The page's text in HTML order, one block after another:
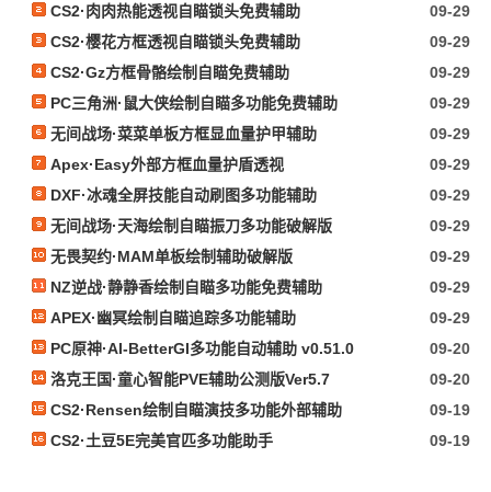
CS2·肉肉热能透视自瞄锁头免费辅助
09-29
CS2·樱花方框透视自瞄锁头免费辅助
09-29
CS2·Gz方框骨骼绘制自瞄免费辅助
09-29
PC三角洲·鼠大侠绘制自瞄多功能免费辅助
09-29
无间战场·菜菜单板方框显血量护甲辅助
09-29
Apex·Easy外部方框血量护盾透视
09-29
DXF·冰魂全屏技能自动刷图多功能辅助
09-29
无间战场·天海绘制自瞄振刀多功能破解版
09-29
无畏契约·MAM单板绘制辅助破解版
09-29
NZ逆战·静静香绘制自瞄多功能免费辅助
09-29
APEX·幽冥绘制自瞄追踪多功能辅助
09-29
PC原神·AI-BetterGI多功能自动辅助 v0.51.0
09-20
洛克王国·童心智能PVE辅助公测版Ver5.7
09-20
CS2·Rensen绘制自瞄演技多功能外部辅助
09-19
CS2·土豆5E完美官匹多功能助手
09-19